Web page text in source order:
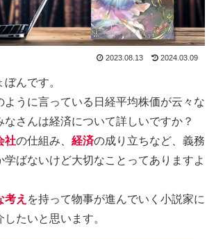
2023.08.13 2024.03.09
んです。
ように言っている日経平均株価が云々な
なさんは経済について詳しいですか？
社の仕組み、 経済の成り立ちなど、義務
学ばないけど大切なことってありますよ
考え を持って物事が進んでいく小説家に
たいと思います。